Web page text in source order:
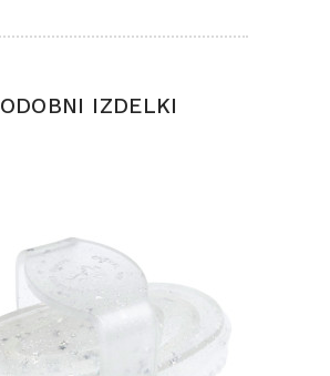
IZDELKI